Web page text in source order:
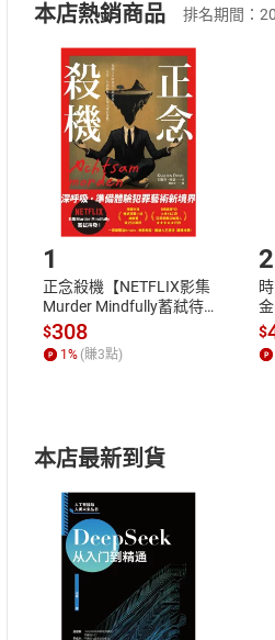
(二)消費者訂購本店鋪
且已下載/存取電子書，
退貨方式：您欲取消訂單
貨」，本店鋪將依您的申
請注意，樂天市場須以整
挑選商品
Choose
購書後，如何開始
Step1.選擇閱讀
付款方式
本店熱銷商品 排名期間：
1
正念殺機【NETFLIX影集
Murder Mindfully蓄弒待
發】【電子書】
$308
1 % (賺3點)
2
$
本店最新到貨